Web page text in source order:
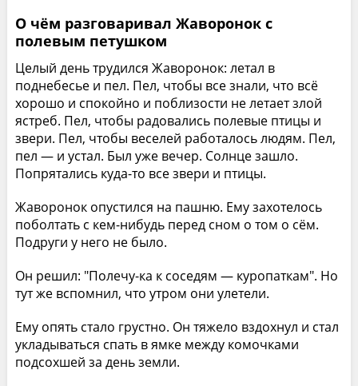
О чём разговаривал Жаворонок с
полевым петушком
Целый день трудился Жаворонок: летал в
поднебесье и пел. Пел, чтобы все знали, что всё
хорошо и спокойно и поблизости не летает злой
ястреб. Пел, чтобы радовались полевые птицы и
звери. Пел, чтобы веселей работалось людям. Пел,
пел — и устал. Был уже вечер. Солнце зашло.
Попрятались куда-то все звери и птицы.
Жаворонок опустился на пашню. Ему захотелось
поболтать с кем-нибудь перед сном о том о сём.
Подруги у него не было.
Он решил: "Полечу-ка к соседям — куропаткам". Но
тут же вспомнил, что утром они улетели.
Ему опять стало грустно. Он тяжело вздохнул и стал
укладываться спать в ямке между комочками
подсохшей за день земли.